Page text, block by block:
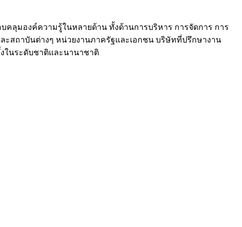
คลุมองค์ความรู้ในหลายด้าน ทั้งด้านการบริหาร การจัดการ การ
ะสถาบันต่างๆ หน่วยงานภาครัฐและเอกชน บริษัทที่ปรึกษางาน
ในระดับชาติและนานาชาติ